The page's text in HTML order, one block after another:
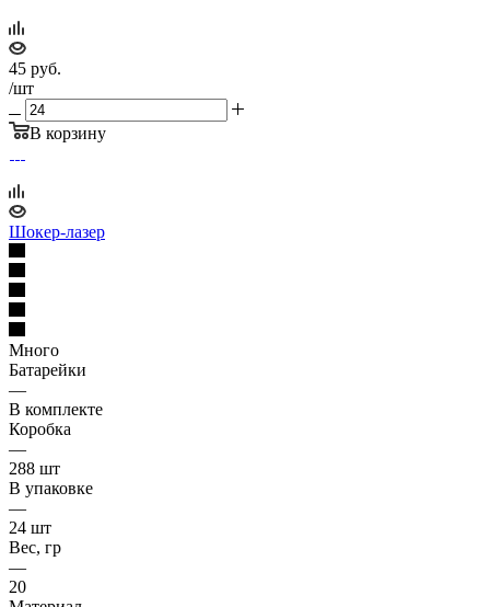
45 руб.
/шт
В корзину
Шокер-лазер
Много
Батарейки
—
В комплекте
Коробка
—
288 шт
В упаковке
—
24 шт
Вес, гр
—
20